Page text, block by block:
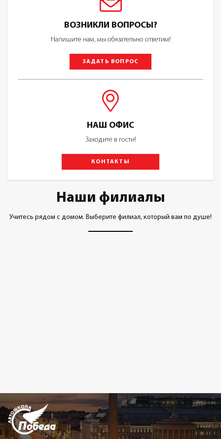
ВОЗНИКЛИ ВОПРОСЫ?
Напишите нам, мы обязательно ответим!
ЗАДАТЬ ВОПРОС
НАШ ОФИС
Заходите в гости!
КОНТАКТЫ
Наши филиалы
Учитесь рядом с домом. Выберите филиал, который вам по душе!